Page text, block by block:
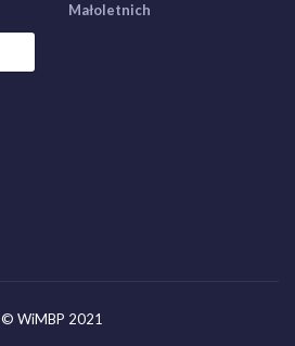
Małoletnich
© WiMBP 2021